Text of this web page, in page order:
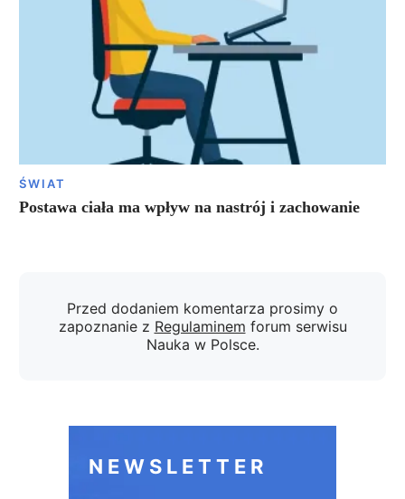
ŚWIAT
Postawa ciała ma wpływ na nastrój i zachowanie
Przed dodaniem komentarza prosimy o
zapoznanie z Regulaminem forum serwisu
Nauka w Polsce.
NEWSLETTER